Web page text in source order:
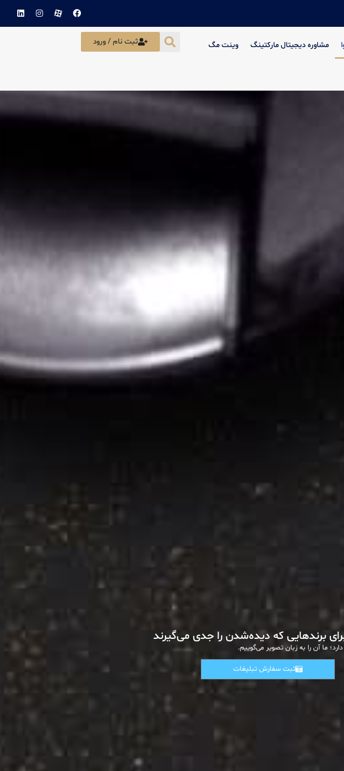
مشاوره دیجیتال مارکتینگ وینت مگ ثبت نام / ورود
برندهایی که دیده‌شدن را جدی می‌گیرند
ما آن را به زبان تصویر می‌گوییم.
ثبت سفارش تبلیغات